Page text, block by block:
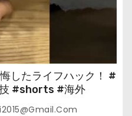
したライフハック！ #
#shorts #海外